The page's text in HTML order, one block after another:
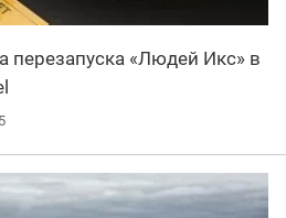
перезапуска «Людей Икс» в